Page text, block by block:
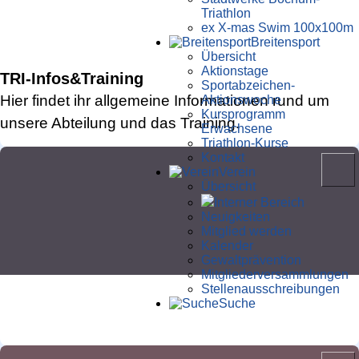
Triathlon
ex X-mas Swim 100x100m
Breiten­sport
Übersicht
Aktionstage
Sportabzeichen-
Aktionswoche
Kursprogramm
Erwachsene
Triathlon-Kurse
Kontakt
Verein
Übersicht
Interner Bereich
Neuigkeiten
Mitglied werden
Kalender
Gewaltprävention
Mitglieder­versammlungen
Stellen­aus­schrei­bungen
Suche
TRI-Infos&Training
Hier findet ihr allgemeine Informationen rund um
unsere Abteilung und das Training.